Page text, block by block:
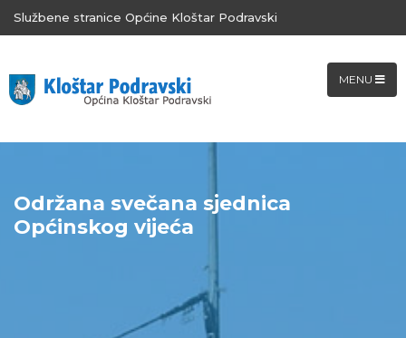
Službene stranice Općine Kloštar Podravski
MENU
Održana svečana sjednica
Općinskog vijeća